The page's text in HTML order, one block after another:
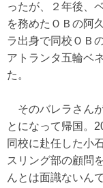
ったが、２年後、
を務めたＯＢの阿
ラ出身で同校ＯＢ
アトランタ五輪ベ
た。
そのバレラさん
とになって帰国。
同校に赴任した小
スリング部の顧問
んとは面識ないん